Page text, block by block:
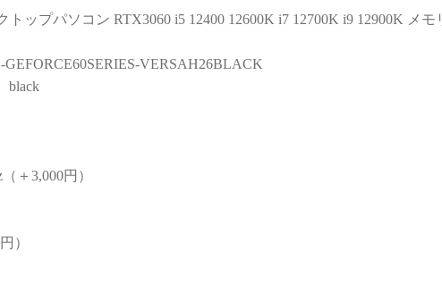
トップパソコン RTX3060 i5 12400 12600K i7 12700K i9 12900K メモ
GEFORCE60SERIES-VERSAH26BLACK
black
＋3,000円）
）
なりました。
こちらの質問に対しても毎
回丁寧に返信してくださ
ラブル相談にも真摯に対応